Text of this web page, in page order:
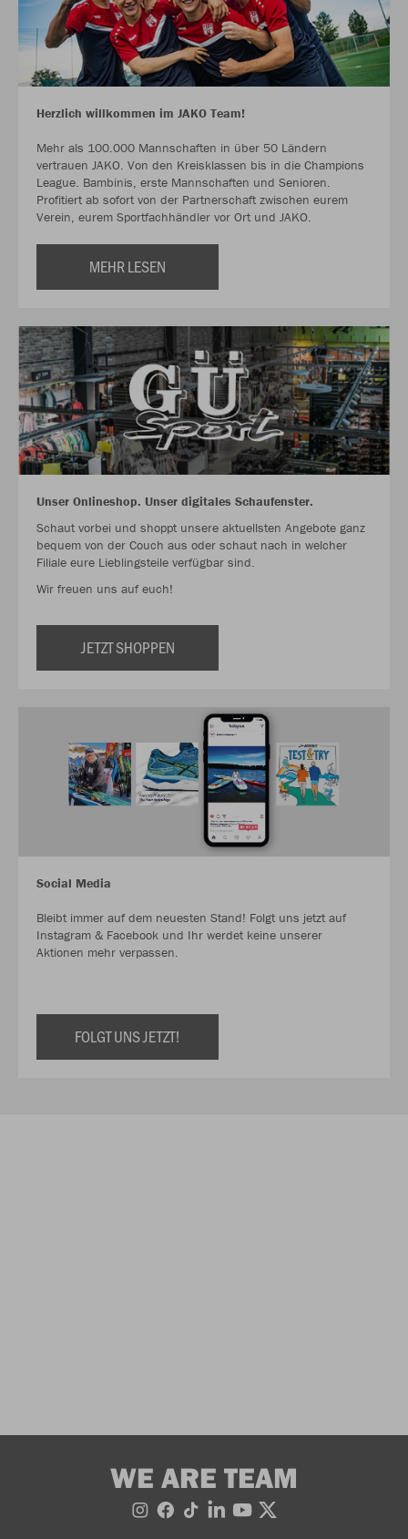
Herzlich willkommen im JAKO Team!
Mehr als 100.000 Mannschaften in über 50 Ländern
vertrauen JAKO. Von den Kreisklassen bis in die Champions
League. Bambinis, erste Mannschaften und Senioren.
Profitiert ab sofort von der Partnerschaft zwischen eurem
Verein, eurem Sportfachhändler vor Ort und JAKO.
MEHR LESEN
Unser Onlineshop. Unser digitales Schaufenster.
Schaut vorbei und shoppt unsere aktuellsten Angebote ganz
bequem von der Couch aus oder schaut nach in welcher
Filiale eure Lieblingsteile verfügbar sind.
Wir freuen uns auf euch!
JETZT SHOPPEN
Social Media
Bleibt immer auf dem neuesten Stand! Folgt uns jetzt auf
Instagram & Facebook und Ihr werdet keine unserer
Aktionen mehr verpassen.
FOLGT UNS JETZT!
WE ARE TEAM